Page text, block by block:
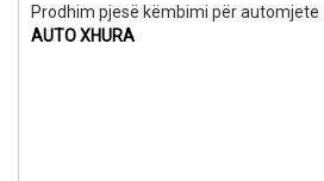
Prodhim pjesë këmbimi për automjete
AUTO XHURA